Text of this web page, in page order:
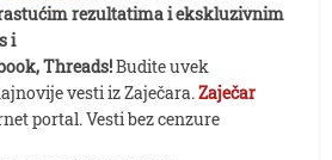
rezultatima i ekskluzivnim
i
Threads!Budite uvek
vesti iz Zaječara.Zaječar
portal. Vesti bez cenzure